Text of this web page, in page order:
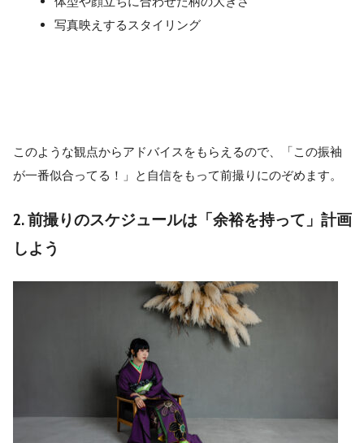
写真映えするスタイリング
このような観点からアドバイスをもらえるので、「この振袖
が一番似合ってる！」と自信をもって前撮りにのぞめます。
2. 前撮りのスケジュールは「余裕を持って」計画
しよう